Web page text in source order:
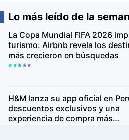
Lo más leído de la
La Copa Mundial FIFA 2026
turismo: Airbnb revela los
más crecieron en búsquedas
H&M lanza su app oficial en
descuentos exclusivos y una
experiencia de compra más